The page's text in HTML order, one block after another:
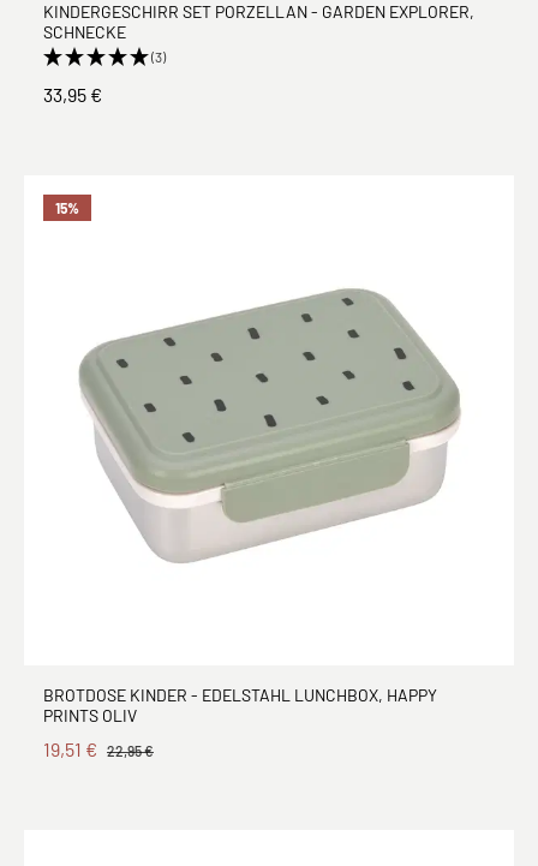
KINDERGESCHIRR SET PORZELLAN - GARDEN EXPLORER,
SCHNECKE
(3)
33,95 €
15%
BROTDOSE KINDER - EDELSTAHL LUNCHBOX, HAPPY
PRINTS OLIV
19,51 € 22,95 €